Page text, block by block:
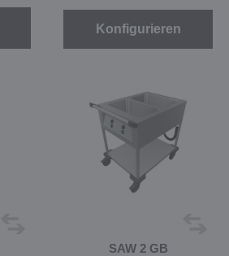
Konfigurieren
SAW 2 GB